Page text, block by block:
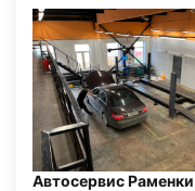
Автосервис Раменки